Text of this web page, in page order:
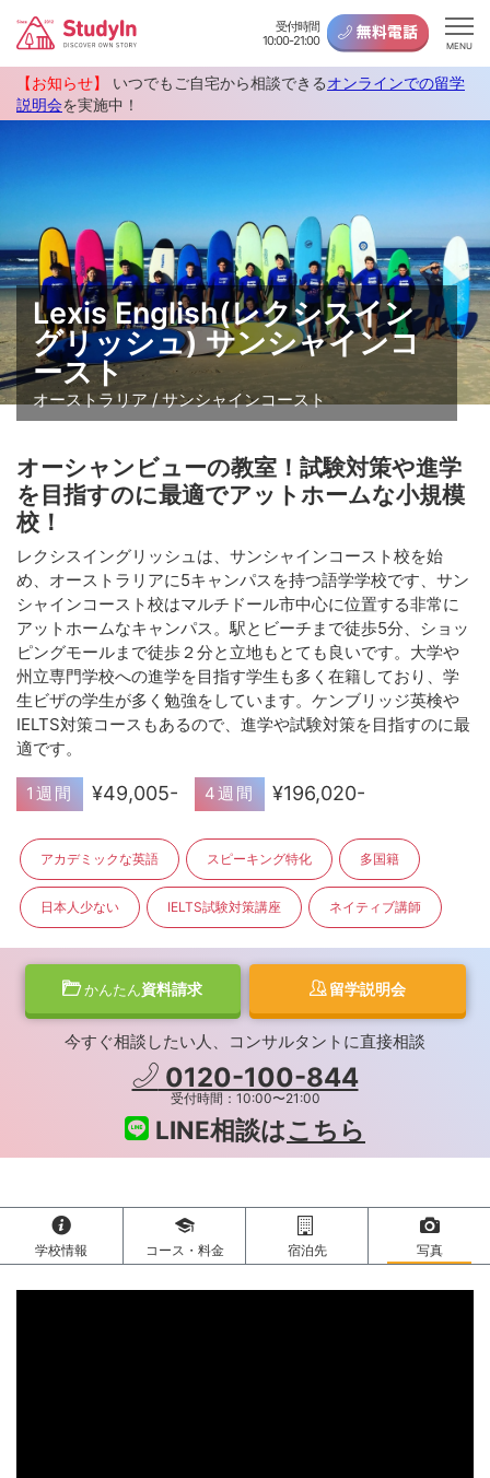
受付時間
10:00-21:00
MENU
【お知らせ】 いつでもご自宅から相談できるオンラインでの留学
説明会を実施中！
Lexis English(レクシスイン
グリッシュ) サンシャインコ
ースト
オーストラリア / サンシャインコースト
オーシャンビューの教室！試験対策や進学
を目指すのに最適でアットホームな小規模
校！
レクシスイングリッシュは、サンシャインコースト校を始
め、オーストラリアに5キャンパスを持つ語学学校です、サン
シャインコースト校はマルチドール市中心に位置する非常に
アットホームなキャンパス。駅とビーチまで徒歩5分、ショッ
ピングモールまで徒歩２分と立地もとても良いです。大学や
州立専門学校への進学を目指す学生も多く在籍しており、学
生ビザの学生が多く勉強をしています。ケンブリッジ英検や
IELTS対策コースもあるので、進学や試験対策を目指すのに最
適です。
1週間 ¥49,005- 4週間 ¥196,020-
アカデミックな英語 スピーキング特化 多国籍
日本人少ない IELTS試験対策講座 ネイティブ講師
かんたん資料請求 留学説明会
今すぐ相談したい人、コンサルタントに直接相談
0120-100-844
受付時間：10:00〜21:00
LINE相談はこちら
学校情報 コース・料金 宿泊先 写真